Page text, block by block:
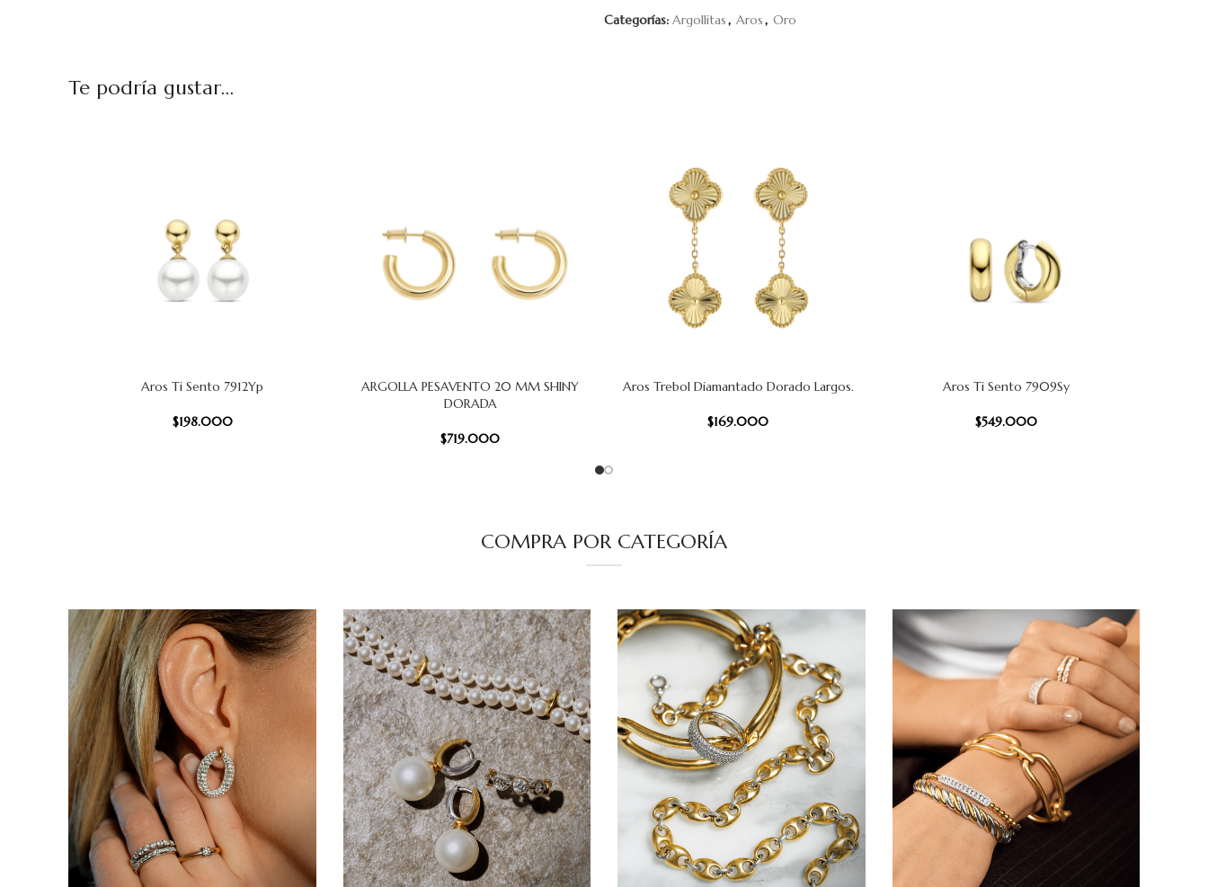
Categorías: Argollitas, Aros, Oro
Te podría gustar...
AÑADIR AL CARRITOAros Ti Sento 7912Yp
$198.000
AÑADIR AL CARRITO
ARGOLLA PESAVENTO 20 MM SHINY
DORADA
$719.000
AÑADIR AL CARRITO
Aros Trebol Diamantado Dorado Largos.
$169.000
AÑADIR AL CARRITOAros Ti Sento 7909Sy
$549.000
COMPRA POR CATEGORÍA